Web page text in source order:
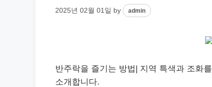
2025년 02월 01일 by admin
반주락을 즐기는 방법| 지역 특색과 조화
소개합니다.